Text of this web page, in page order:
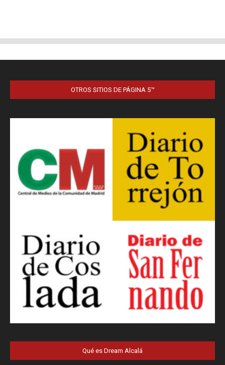
OTROS SITIOS DE PÁGINA 5™
Qué es Dream Alcalá